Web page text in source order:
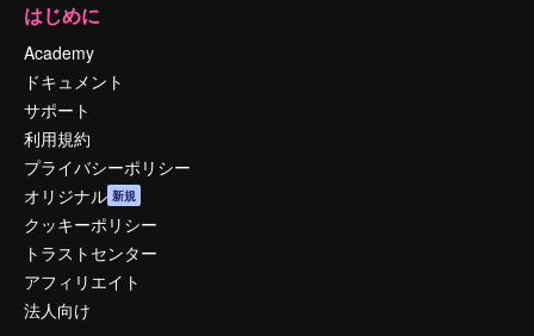
はじめに
Academy
ドキュメント
サポート
利用規約
プライバシーポリシー
オリジナル 新規
クッキーポリシー
トラストセンター
アフィリエイト
法人向け